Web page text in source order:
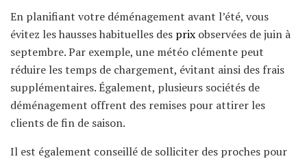
En planifiant votre déménagement avant l’été, vous
évitez les hausses habituelles des prix observées de juin à
septembre. Par exemple, une météo clémente peut
réduire les temps de chargement, évitant ainsi des frais
supplémentaires. Également, plusieurs sociétés de
déménagement offrent des remises pour attirer les
clients de fin de saison.
Il est également conseillé de solliciter des proches pour